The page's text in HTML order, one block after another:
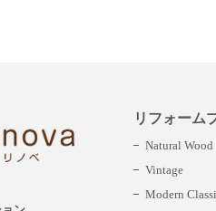
リフォーム
Natural Wood
Vintage
Modern